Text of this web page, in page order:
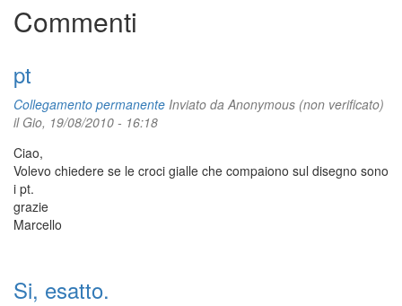
Commenti
pt
Collegamento permanente Inviato da Anonymous (non verificato)
il Gio, 19/08/2010 - 16:18
Ciao,
Volevo chiedere se le croci gialle che compaiono sul disegno sono
i pt.
grazie
Marcello
Si, esatto.